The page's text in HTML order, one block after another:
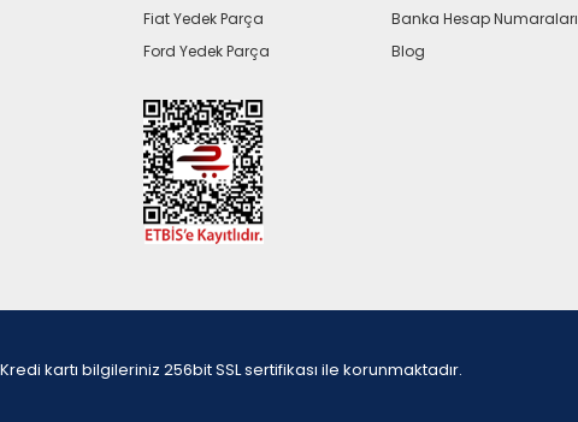
Fiat Yedek Parça
Ford Yedek Parça
Banka Hesap Numaraları
Blog
kartı bilgileriniz 256bit SSL sertifikası ile korunmaktadır.